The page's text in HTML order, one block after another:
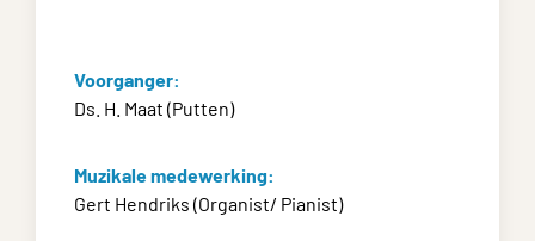
Voorganger:
Ds. H. Maat (Putten)
Muzikale medewerking:
Gert Hendriks (Organist/ Pianist)